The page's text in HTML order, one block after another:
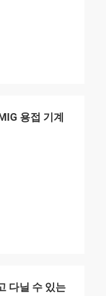
용접 기계
다닐 수 있는